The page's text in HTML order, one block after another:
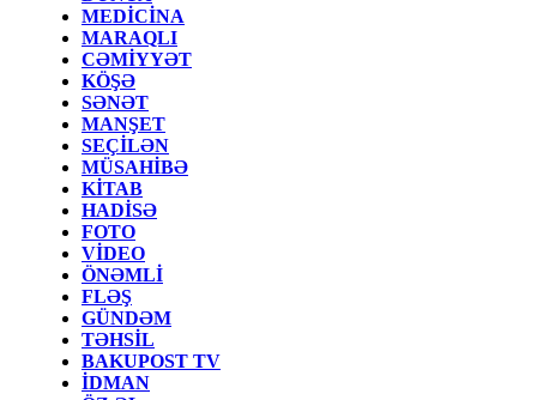
MEDİCİNA
MARAQLI
CƏMİYYƏT
KÖŞƏ
SƏNƏT
MANŞET
SEÇİLƏN
MÜSAHİBƏ
KİTAB
HADİSƏ
FOTO
VİDEO
ÖNƏMLİ
FLƏŞ
GÜNDƏM
TƏHSİL
BAKUPOST TV
İDMAN